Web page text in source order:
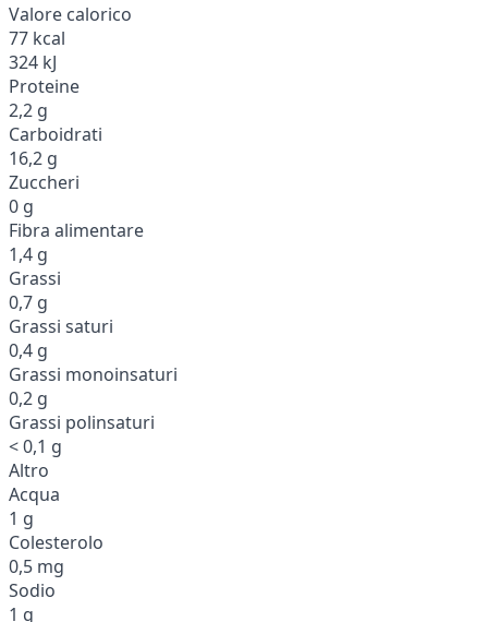
Valore calorico
77 kcal
324 kJ
Proteine
2,2 g
Carboidrati
16,2 g
Zuccheri
0 g
Fibra alimentare
1,4 g
Grassi
0,7 g
Grassi saturi
0,4 g
Grassi monoinsaturi
0,2 g
Grassi polinsaturi
< 0,1 g
Altro
Acqua
1 g
Colesterolo
0,5 mg
Sodio
1 g